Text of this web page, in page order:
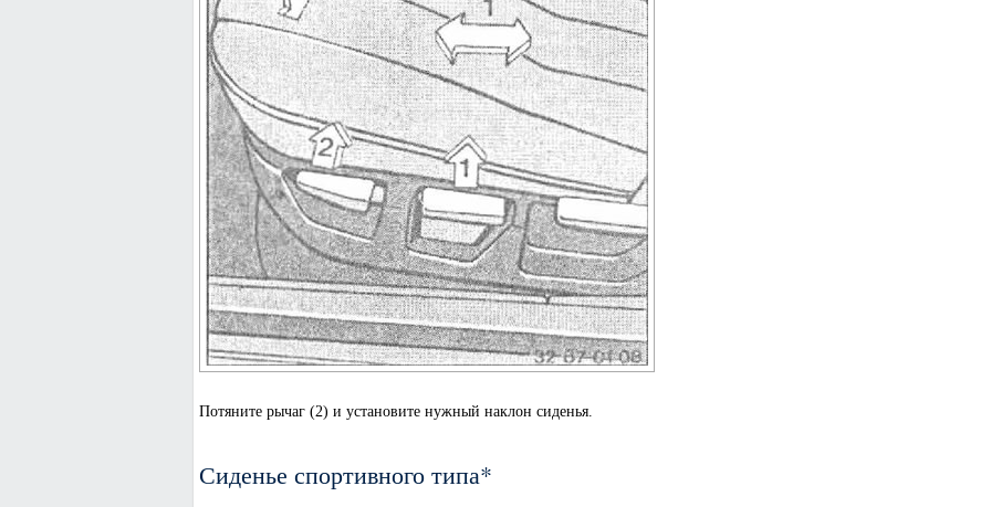
Потяните рычаг (2) и установите нужный наклон сиденья.
Сиденье спортивного типа*